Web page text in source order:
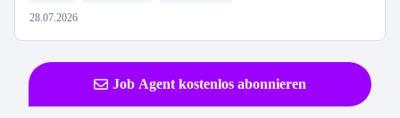
28.07.2026
Job Agent kostenlos abonnieren